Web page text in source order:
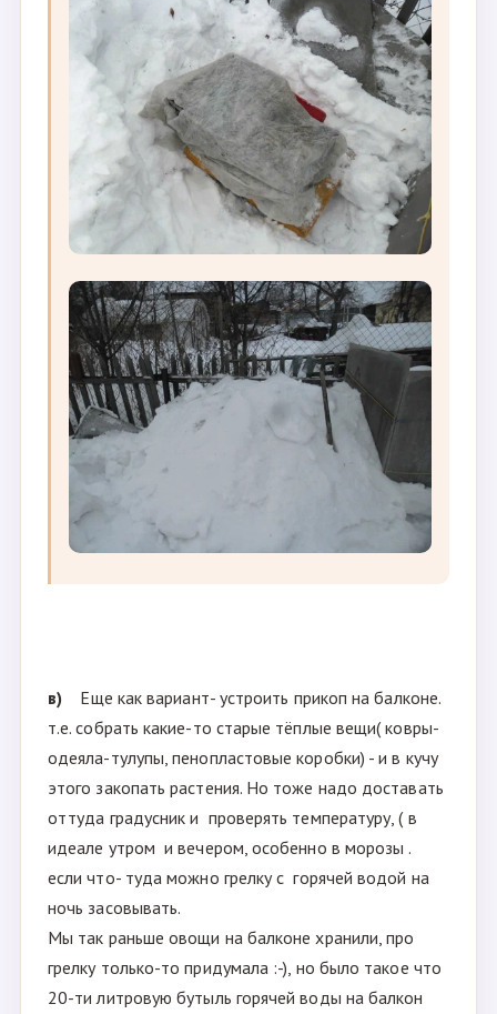
в)
Еще как вариант- устроить прикоп на балконе.
т.е. собрать какие-то старые тёплые вещи( ковры-
одеяла-тулупы, пенопластовые коробки) - и в кучу
этого закопать растения. Но тоже надо доставать
оттуда градусник и проверять температуру, ( в
идеале утром и вечером, особенно в морозы .
если что- туда можно грелку с горячей водой на
ночь засовывать.
Мы так раньше овощи на балконе хранили, про
грелку только-то придумала :-), но было такое что
20-ти литровую бутыль горячей воды на балкон